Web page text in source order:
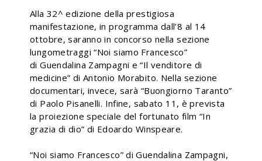
Alla 32^ edizione della prestigiosa
manifestazione, in programma dall’8 al 14
ottobre, saranno in concorso nella sezione
lungometraggi “Noi siamo Francesco”
di Guendalina Zampagni e “Il venditore di
medicine” di Antonio Morabito. Nella sezione
documentari, invece, sarà “Buongiorno Taranto”
di Paolo Pisanelli. Infine, sabato 11, è prevista
la proiezione speciale del fortunato film “In
grazia di dio” di Edoardo Winspeare.
“Noi siamo Francesco” di Guendalina Zampagni,